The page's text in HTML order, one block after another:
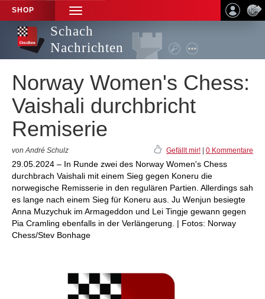
SHOP
TOGGLE
NAVIGATION
Schach
Nachrichten
Norway Women's Chess:
Vaishali durchbricht
Remiserie
von André Schulz Gefällt mir! 0 Kommentare
29.05.2024 – In Runde zwei des Norway Women's Chess
durchbrach Vaishali mit einem Sieg gegen Koneru die
norwegische Remisserie in den regulären Partien. Allerdings sah
es lange nach einem Sieg für Koneru aus. Ju Wenjun besiegte
Anna Muzychuk im Armageddon und Lei Tingje gewann gegen
Pia Cramling ebenfalls in der Verlängerung. | Fotos: Norway
Chess/Stev Bonhage